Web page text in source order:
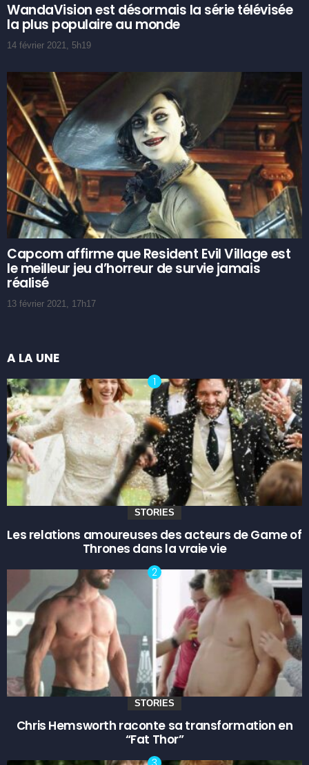
WandaVision est désormais la série télévisée
la plus populaire au monde
14 février 2021, 5h19
Capcom affirme que Resident Evil Village est
le meilleur jeu d’horreur de survie jamais
réalisé
13 février 2021, 17h17
A LA UNE
STORIES
Les relations amoureuses des acteurs de Game of
Thrones dans la vraie vie
STORIES
Chris Hemsworth raconte sa transformation en
“Fat Thor”